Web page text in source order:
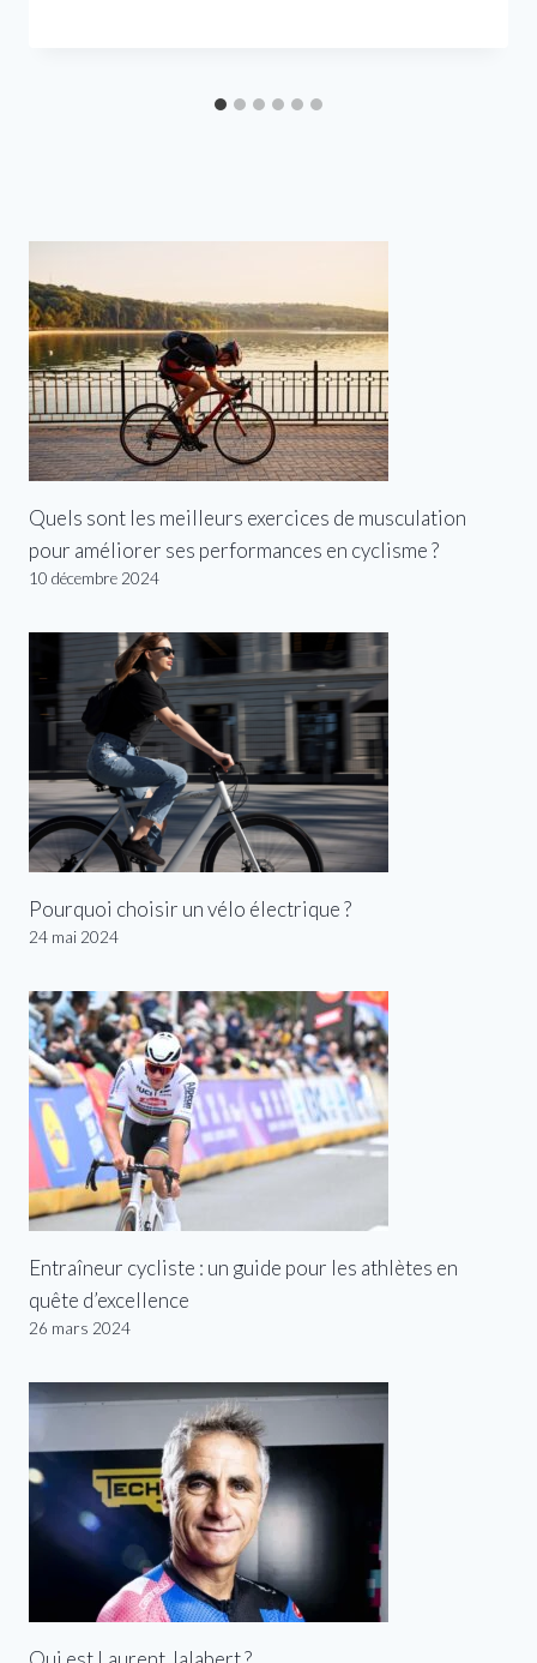
Quels sont les meilleurs exercices de musculation
pour améliorer ses performances en cyclisme ?
10 décembre 2024
Pourquoi choisir un vélo électrique ?
24 mai 2024
Entraîneur cycliste : un guide pour les athlètes en
quête d’excellence
26 mars 2024